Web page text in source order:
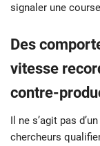
signaler une
Des
vitesse
contre-
Il ne s’agit pas
chercheurs